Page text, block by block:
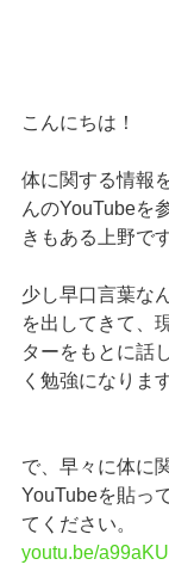
こんにちは！
体に関する情報
んのYouTubeを
きもある上野です
少し早口言葉な
を出してきて、
ターをもとに話
く勉強になります
で、早々に体に
YouTubeを貼っ
てください。
youtu.be/